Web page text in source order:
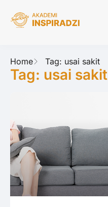
Home Tag: usai sakit
Tag: usai sakit